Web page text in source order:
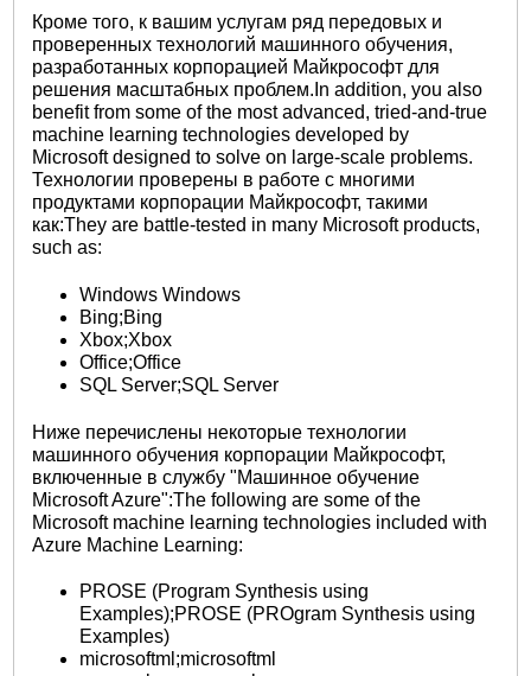
Кроме того, к вашим услугам ряд передовых и
проверенных технологий машинного обучения,
разработанных корпорацией Майкрософт для
решения масштабных проблем.In addition, you also
benefit from some of the most advanced, tried-and-true
machine learning technologies developed by
Microsoft designed to solve on large-scale problems.
Технологии проверены в работе с многими
продуктами корпорации Майкрософт, такими
как:They are battle-tested in many Microsoft products,
such as:
Windows Windows
Bing;Bing
Xbox;Xbox
Office;Office
SQL Server;SQL Server
Ниже перечислены некоторые технологии
машинного обучения корпорации Майкрософт,
включенные в службу "Машинное обучение
Microsoft Azure":The following are some of the
Microsoft machine learning technologies included with
Azure Machine Learning:
PROSE (Program Synthesis using
Examples);PROSE (PROgram Synthesis using
Examples)
microsoftml;microsoftml